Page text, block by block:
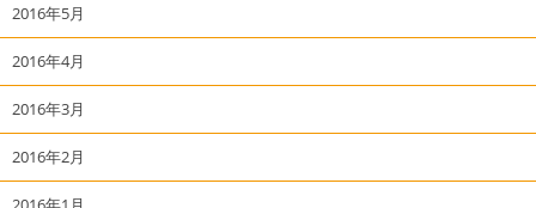
2016年5月
2016年4月
2016年3月
2016年2月